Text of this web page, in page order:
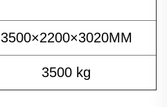
3500×2200×3020MM
3500 kg